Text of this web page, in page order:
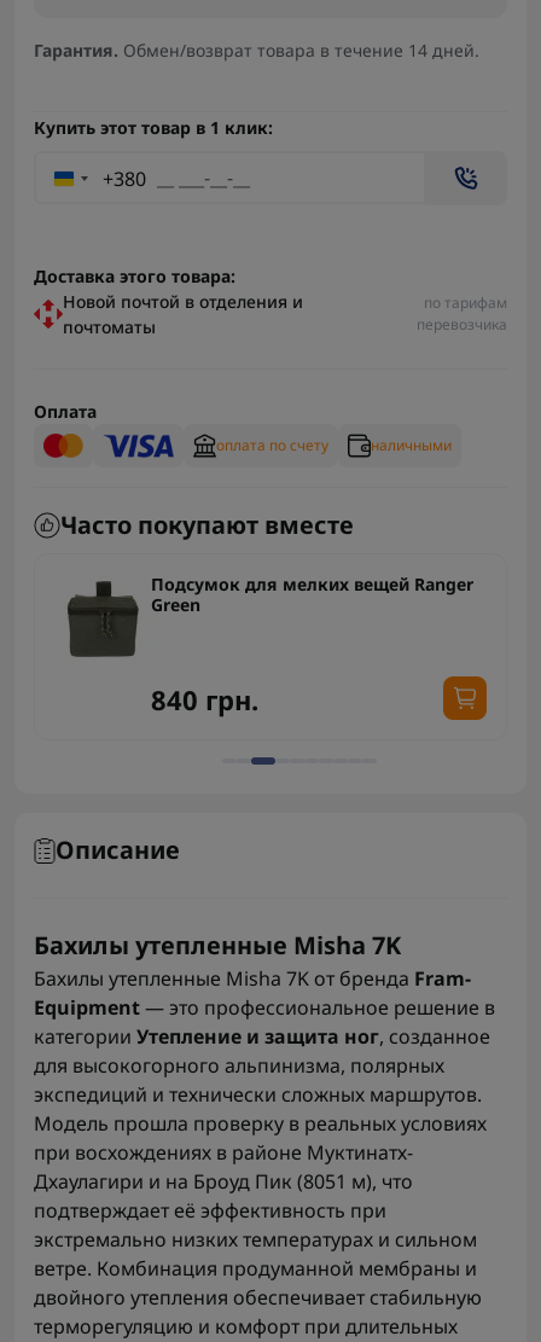
Гарантия. Обмен/возврат товара в течение 14 дней.
Купить этот товар в 1 клик:
+380
Доставка этого товара:
Новой почтой в отделения и
почтоматы
по тарифам
перевозчика
Оплата
оплата по счету наличными
Часто покупают вместе
Подсумок для мелких вещей Ranger
Green
840 грн.
Описание
Бахилы утепленные Misha 7K
Бахилы утепленные Misha 7K от бренда Fram-
Equipment— это профессиональное решение в
категории Утепление и защита ног, созданное
для высокогорного альпинизма, полярных
экспедиций и технически сложных маршрутов.
Модель прошла проверку в реальных условиях
при восхождениях в районе Муктинатх-
Дхаулагири и на Броуд Пик (8051 м), что
подтверждает её эффективность при
экстремально низких температурах и сильном
ветре. Комбинация продуманной мембраны и
двойного утепления обеспечивает стабильную
терморегуляцию и комфорт при длительных